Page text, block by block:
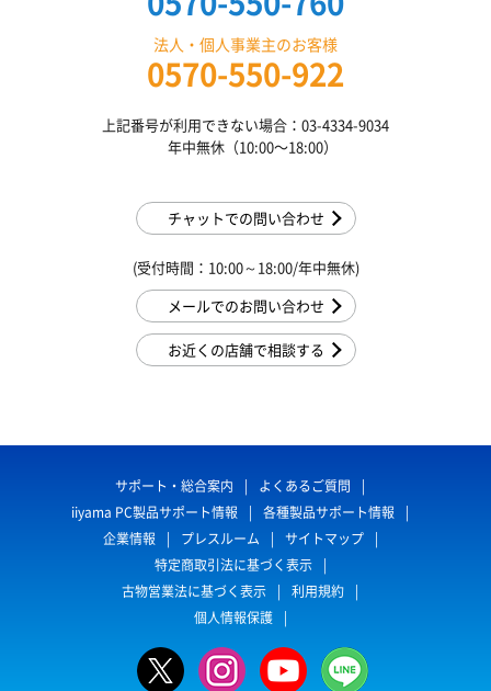
法人・個人事業主のお客様
0570-550-922
上記番号が利用できない場合：03-4334-9034
年中無休（10:00〜18:00）
チャットでの問い合わせ
(受付時間：10:00～18:00/年中無休)
メールでのお問い合わせ
お近くの店舗で相談する
サポート・総合案内
よくあるご質問
iiyama PC製品サポート情報
各種製品サポート情報
企業情報
プレスルーム
サイトマップ
特定商取引法に基づく表示
古物営業法に基づく表示
利用規約
個人情報保護